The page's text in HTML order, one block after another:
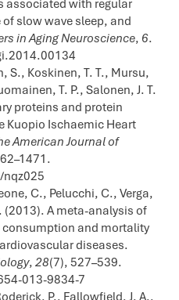
associated with regular
slow wave sleep, and
in Aging Neuroscience, 6.
S., Koskinen, T. T., Mursu,
T. P., Salonen, J. T.
proteins and protein
Kuopio Ischaemic Heart
American Journal of
C., Pelucchi, C., Verga,
(2013). A meta-analysis of
and mortality
diseases.
,28(7), 527–539.
013-9834-7
P., Fallowfield, J. A.,